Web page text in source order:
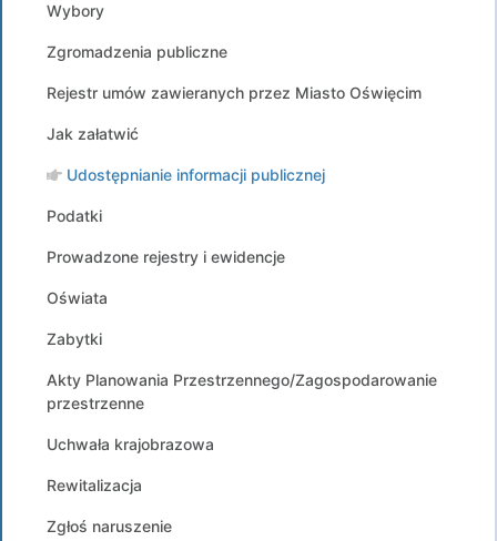
Wybory
Zgromadzenia publiczne
Rejestr umów zawieranych przez Miasto Oświęcim
Jak załatwić
Udostępnianie informacji publicznej
Podatki
Prowadzone rejestry i ewidencje
Oświata
Zabytki
Akty Planowania Przestrzennego/Zagospodarowanie
przestrzenne
Uchwała krajobrazowa
Rewitalizacja
Zgłoś naruszenie